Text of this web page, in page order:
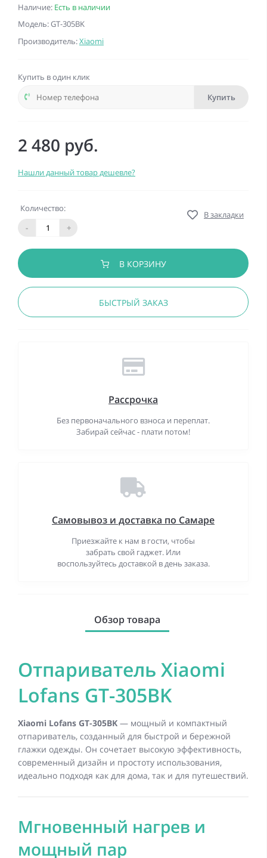
Наличие: Есть в наличии
Модель: GT-305BK
Производитель:Xiaomi
Купить в один клик
Купить
2 480 руб.
Нашли данный товар дешевле?
Количество:
-
+
В закладки
В КОРЗИНУ
БЫСТРЫЙ ЗАКАЗ
Рассрочка
Без первоначального взноса и переплат.
Забирай сейчас - плати потом!
Самовывоз и доставка по Самаре
Приезжайте к нам в гости, чтобы
забрать свой гаджет. Или
воспользуйтесь доставкой в день заказа.
Обзор товара
Отпариватель Xiaomi
Lofans GT-305BK
Xiaomi Lofans GT-305BK — мощный и компактный
отпариватель, созданный для быстрой и бережной
глажки одежды. Он сочетает высокую эффективность,
современный дизайн и простоту использования,
идеально подходя как для дома, так и для путешествий.
Мгновенный нагрев и
мощный пар